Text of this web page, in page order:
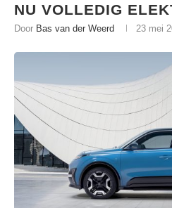
NU VOLLEDIG
Door Bas van der Weerd 23 mei